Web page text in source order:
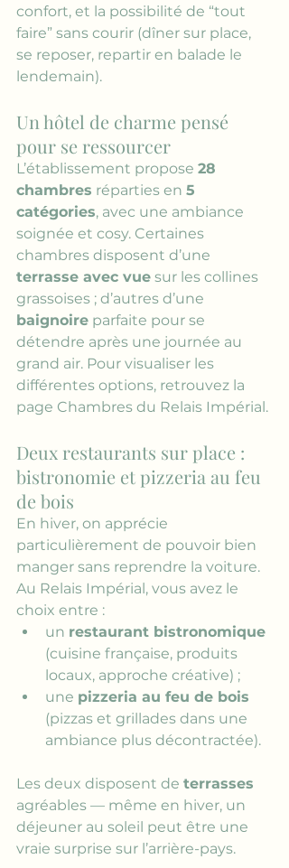
confort, et la possibilité de “tout
faire” sans courir (dîner sur place,
se reposer, repartir en balade le
lendemain).
Un hôtel de charme pensé
pour se ressourcer
L’établissement propose 28
chambres réparties en 5
catégories, avec une ambiance
soignée et cosy. Certaines
chambres disposent d’une
terrasse avec vue sur les collines
grassoises ; d’autres d’une
baignoire parfaite pour se
détendre après une journée au
grand air. Pour visualiser les
différentes options, retrouvez la
page Chambres du Relais Impérial .
Deux restaurants sur place :
bistronomie et pizzeria au feu
de bois
En hiver, on apprécie
particulièrement de pouvoir bien
manger sans reprendre la voiture.
Au Relais Impérial, vous avez le
choix entre :
un restaurant bistronomique
(cuisine française, produits
locaux, approche créative) ;
une pizzeria au feu de bois
(pizzas et grillades dans une
ambiance plus décontractée).
Les deux disposent de terrasses
agréables — même en hiver, un
déjeuner au soleil peut être une
vraie surprise sur l’arrière-pays.